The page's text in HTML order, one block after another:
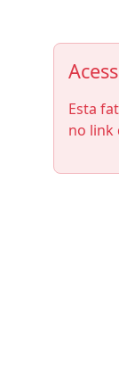
Esta
no link